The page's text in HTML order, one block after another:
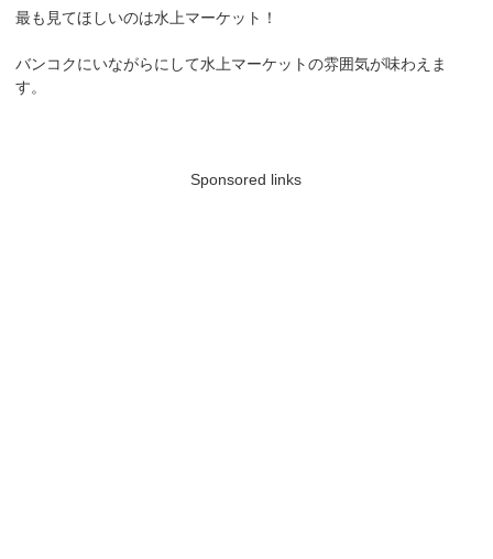
最も見てほしいのは水上マーケット！
バンコクにいながらにして水上マーケットの雰囲気が味わえま
す。
Sponsored links